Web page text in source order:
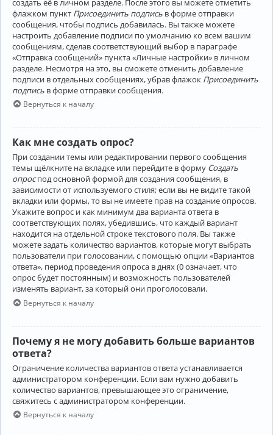
флажком пункт Присоединить подпись в форме отправки
сообщения, чтобы подпись добавилась. Вы также можете
настроить добавление подписи по умолчанию ко всем вашим
сообщениям, сделав соответствующий выбор в параграфе
«Отправка сообщений» пункта «Личные настройки» в личном
разделе. Несмотря на это, вы сможете отменить добавление
подписи в отдельных сообщениях, убрав флажок Присоединить
подпись в форме отправки сообщения.
Вернуться к началу
Как мне создать опрос?
При создании темы или редактировании первого сообщения
темы щёлкните на вкладке или перейдите в форму Создать
опроспод основной формой для создания сообщения, в
зависимости от используемого стиля; если вы не видите такой
вкладки или формы, то вы не имеете прав на создание опросов.
Укажите вопрос и как минимум два варианта ответа в
соответствующих полях, убедившись, что каждый вариант
находится на отдельной строке текстового поля. Вы также
можете задать количество вариантов, которые могут выбрать
пользователи при голосовании, с помощью опции «Вариантов
ответа», период проведения опроса в днях (0 означает, что
опрос будет постоянным) и возможность пользователей
изменять вариант, за который они проголосовали.
Вернуться к началу
Почему я не могу добавить больше вариантов
ответа?
Ограничение количества вариантов ответа устанавливается
администратором конференции. Если вам нужно добавить
количество вариантов, превышающее это ограничение,
свяжитесь с администратором конференции.
Вернуться к началу